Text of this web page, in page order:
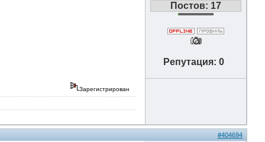
Постов: 17
Репутация: 0
Зарегистрирован
#404694